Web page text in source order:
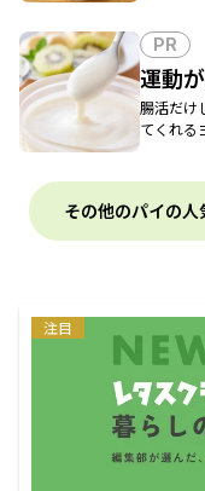
PR
運動
腸活だけ
てくれる
その他のパイの
注目